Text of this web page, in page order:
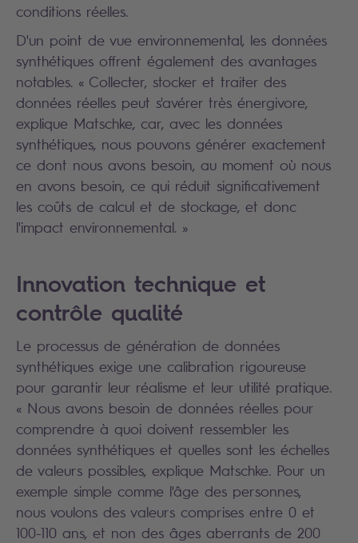
conditions réelles.
D'un point de vue environnemental, les données
synthétiques offrent également des avantages
notables. « Collecter, stocker et traiter des
données réelles peut s'avérer très énergivore,
explique Matschke, car, avec les données
synthétiques, nous pouvons générer exactement
ce dont nous avons besoin, au moment où nous
en avons besoin, ce qui réduit significativement
les coûts de calcul et de stockage, et donc
l'impact environnemental. »
Innovation technique et
contrôle qualité
Le processus de génération de données
synthétiques exige une calibration rigoureuse
pour garantir leur réalisme et leur utilité pratique.
« Nous avons besoin de données réelles pour
comprendre à quoi doivent ressembler les
données synthétiques et quelles sont les échelles
de valeurs possibles, explique Matschke. Pour un
exemple simple comme l'âge des personnes,
nous voulons des valeurs comprises entre 0 et
100-110 ans, et non des âges aberrants de 200